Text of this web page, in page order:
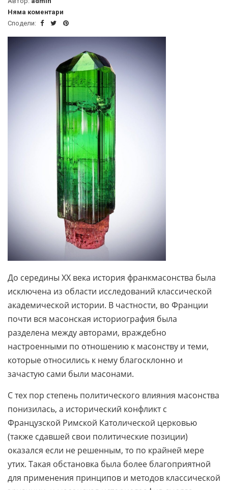
Няма коментари
Сподели:
До середины XX века история франкмасонства была
исключена из области исследований классической
академической истории. В частности, во Франции
почти вся масонская историография была
разделена между авторами, враждебно
настроенными по отношению к масонству и теми,
которые относились к нему благосклонно и
зачастую сами были масонами.
С тех пор степень политического влияния масонства
понизилась, а исторический конфликт с
Французской Римской Католической церковью
(также сдавшей свои политические позиции)
оказался если не решенным, то по крайней мере
утих. Такая обстановка была более благоприятной
для применения принципов и методов классической